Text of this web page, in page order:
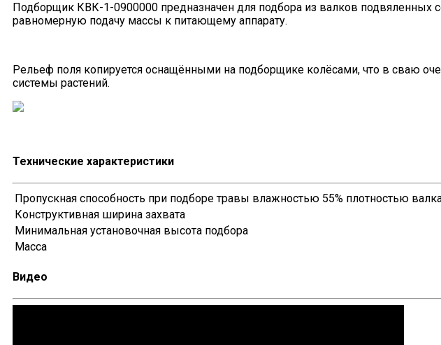
Подборщик КВК-1-0900000 предназначен для подбора из валков подвяленных
равномерную подачу массы к питающему аппарату.
Рельеф поля копируется оснащёнными на подборщике колёсами, что в сваю
системы растений.
Технические характеристики
Пропускная способность при подборе травы влажностью 55% плотностью
Конструктивная ширина захвата
Минимальная установочная высота подбора
Масса
Видео